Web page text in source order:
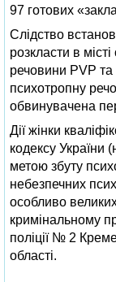
97 готових
Слідство
розкласти в
речовини PVP
психотропну
обвинувачена
Дії жінки
кодексу України
метою збуту
небезпечних
особливо
кримінальному
поліції № 2
області.